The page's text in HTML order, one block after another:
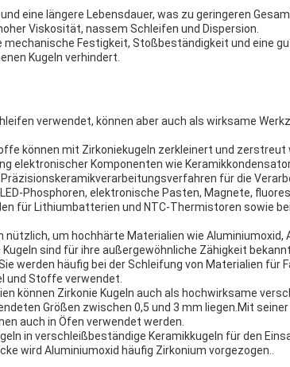
eine längere Lebensdauer, was zu geringeren
Viskosität, nassem Schleifen und Dispersion.
mechanische Festigkeit, Stoßbeständigkeit und eine
Kugeln verhindert.
verwendet, können aber auch als wirksame
können mit Zirkoniekugeln zerkleinert und zerstreut
elektronischer Komponenten wie
für die
Phosphoren, elektronische Pasten, Magnete,
für Lithiumbatterien und NTC-Thermistoren sowie
nützlich, um hochhärte Materialien wie Aluminiumoxid,
sind für ihre außergewöhnliche Zähigkeit
werden häufig bei der Schleifung von Materialien für
und Stoffe verwendet.
können Zirkonie Kugeln auch als hochwirksame
Größen zwischen 0,5 und 3 mm liegen.Mit seiner
auch in Öfen verwendet werden.
in verschleißbeständige Keramikkugeln für den
wird Aluminiumoxid häufig Zirkonium vorgezogen..